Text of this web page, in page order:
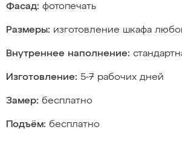
Фасад: фотопечать
Размеры: изготовление шкафа
Внутреннее наполнение:
Изготовление: 5-7 рабочих дней
Замер: бесплатно
Подъём: бесплатно